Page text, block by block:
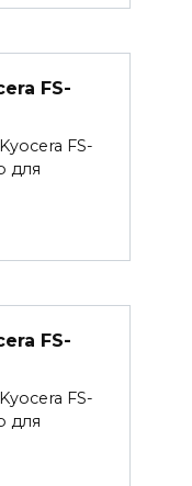
FS-
FS-
для
FS-
FS-
для